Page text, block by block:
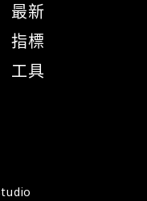
最新
指標
工具